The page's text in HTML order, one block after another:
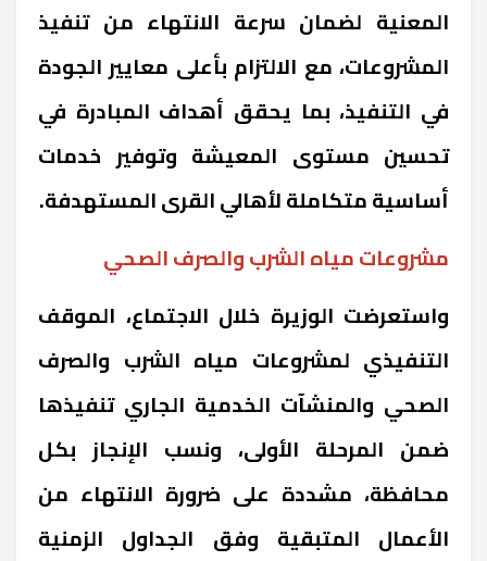
المعنية لضمان سرعة الانتهاء من تنفيذ
المشروعات، مع الالتزام بأعلى معايير الجودة
في التنفيذ، بما يحقق أهداف المبادرة في
تحسين مستوى المعيشة وتوفير خدمات
أساسية متكاملة لأهالي القرى المستهدفة.
مشروعات مياه الشرب والصرف الصحي
واستعرضت الوزيرة خلال الاجتماع، الموقف
التنفيذي لمشروعات مياه الشرب والصرف
الصحي والمنشآت الخدمية الجاري تنفيذها
ضمن المرحلة الأولى، ونسب الإنجاز بكل
محافظة، مشددة على ضرورة الانتهاء من
الأعمال المتبقية وفق الجداول الزمنية